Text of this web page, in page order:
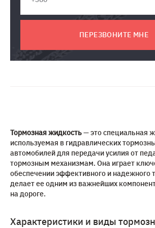
ПЕРЕЗВОНИТЕ МНЕ
Тормозная жидкость— это специальная
используемая в гидравлических
автомобилей для передачи усилия от
тормозным механизмам. Она играет
обеспечении эффективного и надежного
делает ее одним из важнейших
на дороге.
Характеристики и виды